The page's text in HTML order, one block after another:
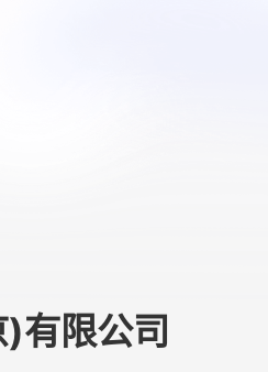
有限公司